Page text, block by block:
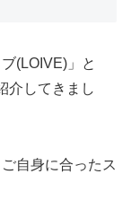
(LOIVE)」と
介してきまし
自身に合ったス